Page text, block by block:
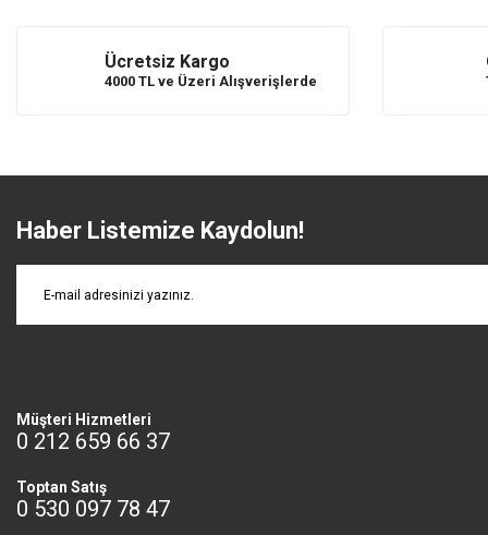
Product is more expensive than on other sites.
There should be other alternatives to this product.
Ücretsiz Kargo
4000 TL ve Üzeri Alışverişlerde
Haber Listemize Kaydolun!
Müşteri Hizmetleri
0 212 659 66 37
Toptan Satış
0 530 097 78 47